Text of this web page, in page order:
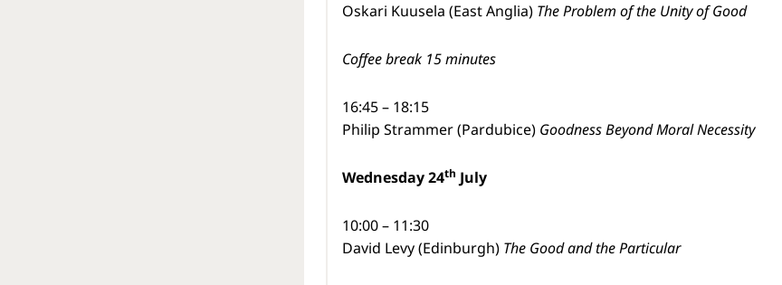
Oskari Kuusela (East Anglia) The Problem of the Unity of Good
Coffee break 15 minutes
16:45 – 18:15
Philip Strammer (Pardubice) Goodness Beyond Moral Necessity
Wednesday 24th July
10:00 – 11:30
David Levy (Edinburgh) The Good and the Particular